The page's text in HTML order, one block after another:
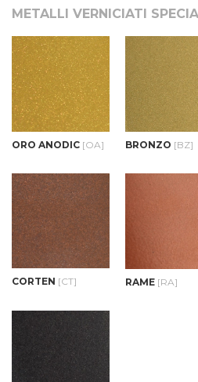
METALLI VERNICIATI
ORO ANODIC [OA] BRONZO [BZ]
CORTEN [CT] RAME[RA]